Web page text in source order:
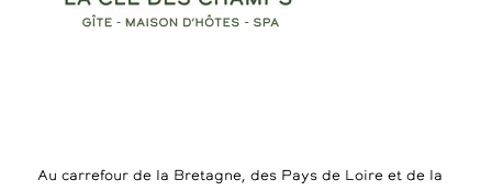
Au carrefour de la Bretagne, des Pays de Loire et de la